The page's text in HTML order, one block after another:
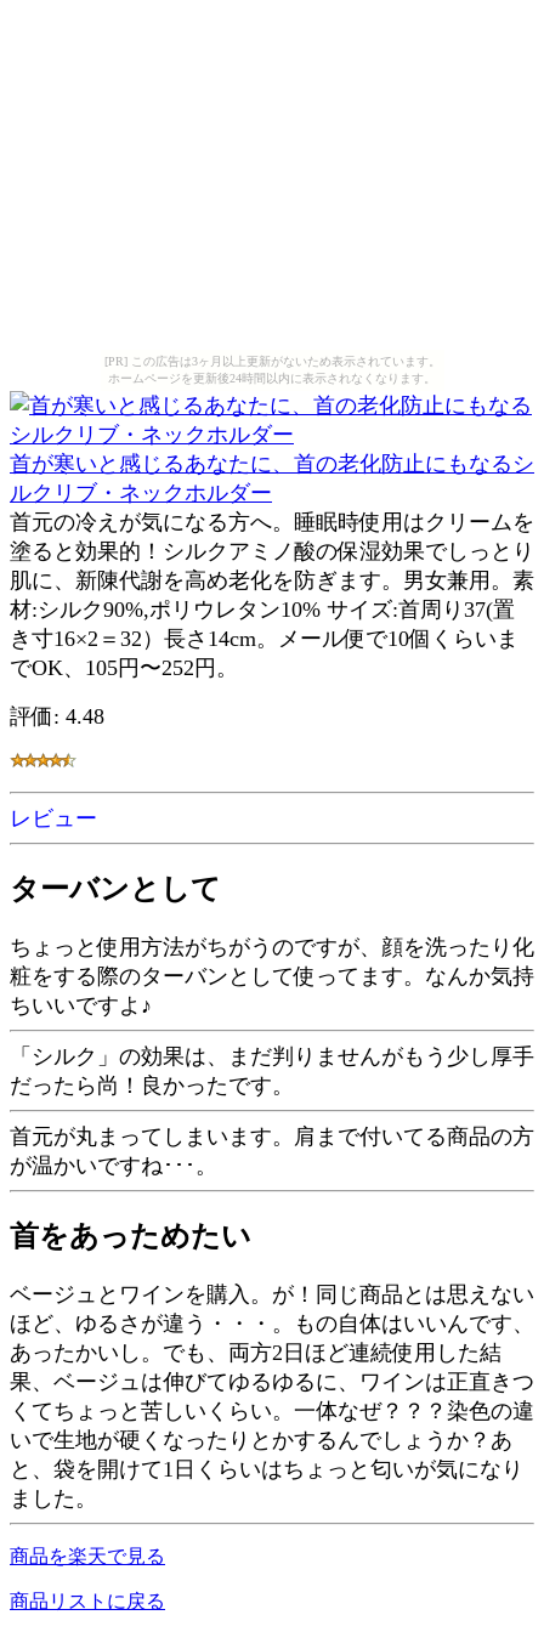
[PR] この広告は3ヶ月以上更新がないため表示されています。
ホームページを更新後24時間以内に表示されなくなります。
首が寒いと感じるあなたに、首の老化防止にもなるシ
ルクリブ・ネックホルダー
首元の冷えが気になる方へ。睡眠時使用はクリームを
塗ると効果的！シルクアミノ酸の保湿効果でしっとり
肌に、新陳代謝を高め老化を防ぎます。男女兼用。素
材:シルク90%,ポリウレタン10% サイズ:首周り37(置
き寸16×2＝32）長さ14cm。メール便で10個くらいま
でOK、105円〜252円。
評価: 4.48
レビュー
ターバンとして
ちょっと使用方法がちがうのですが、顔を洗ったり化
粧をする際のターバンとして使ってます。なんか気持
ちいいですよ♪
「シルク」の効果は、まだ判りませんがもう少し厚手
だったら尚！良かったです。
首元が丸まってしまいます。肩まで付いてる商品の方
が温かいですね･･･。
首をあっためたい
ベージュとワインを購入。が！同じ商品とは思えない
ほど、ゆるさが違う・・・。もの自体はいいんです、
あったかいし。でも、両方2日ほど連続使用した結
果、ベージュは伸びてゆるゆるに、ワインは正直きつ
くてちょっと苦しいくらい。一体なぜ？？？染色の違
いで生地が硬くなったりとかするんでしょうか？あ
と、袋を開けて1日くらいはちょっと匂いが気になり
ました。
商品を楽天で見る
商品リストに戻る